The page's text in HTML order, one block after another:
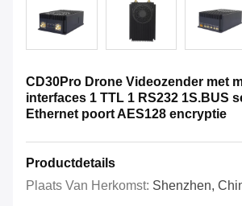
CD30Pro Drone Videozender met
interfaces 1 TTL 1 RS232 1S.BUS
Ethernet poort AES128 encryptie
Productdetails
Plaats Van Herkomst: Shenzhen,